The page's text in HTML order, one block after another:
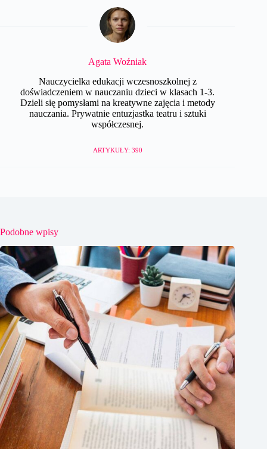
Agata Woźniak
Nauczycielka edukacji wczesnoszkolnej z
doświadczeniem w nauczaniu dzieci w klasach 1-3.
Dzieli się pomysłami na kreatywne zajęcia i metody
nauczania. Prywatnie entuzjastka teatru i sztuki
współczesnej.
ARTYKUŁY: 390
Podobne wpisy